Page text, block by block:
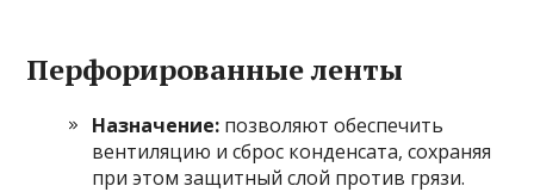
Перфорированные ленты
Назначение: позволяют обеспечить
вентиляцию и сброс конденсата, сохраняя
при этом защитный слой против грязи.